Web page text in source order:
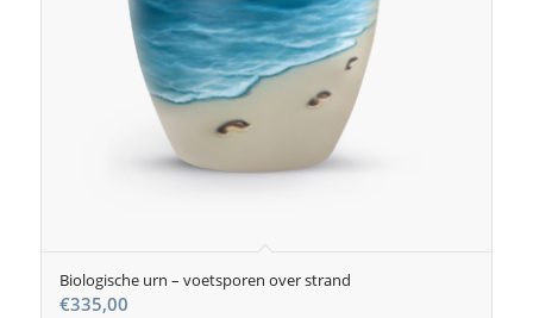
Biologische urn – voetsporen over strand
€335,00